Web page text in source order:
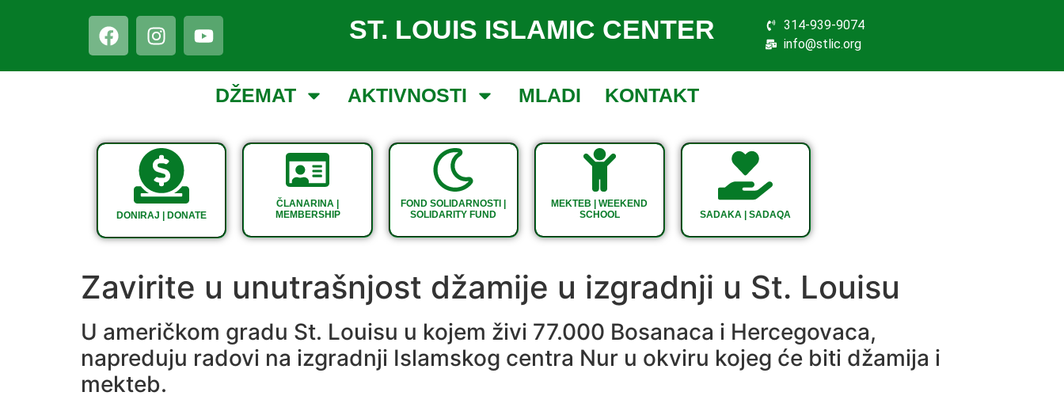
ST. LOUIS ISLAMIC CENTER
314-939-9074
info@stlic.org
DŽEMAT AKTIVNOSTI MLADI KONTAKT
DONIRAJ | DONATE
ČLANARINA |
MEMBERSHIP
FOND SOLIDARNOSTI |
SOLIDARITY FUND
MEKTEB | WEEKEND
SCHOOL
SADAKA | SADAQA
Zavirite u unutrašnjost džamije u izgradnji u St. Louisu
U američkom gradu St. Louisu u kojem živi 77.000 Bosanaca i Hercegovaca,
napreduju radovi na izgradnji Islamskog centra Nur u okviru kojeg će biti džamija i
mekteb.